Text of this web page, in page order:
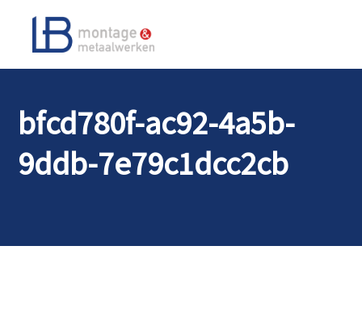
bfcd780f-ac92-4a5b-
9ddb-7e79c1dcc2cb